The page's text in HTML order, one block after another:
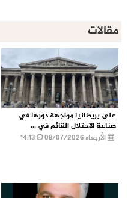
مقالات
على بريطانيا مواجهة دورها في
صناعة الاحتلال القائم في ...
الأربعاء 08/07/2026